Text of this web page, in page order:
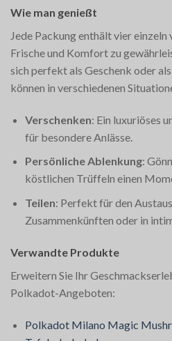
Wie man genießt
Jede Packung enthält vier
Frische und Komfort zu
sich perfekt als Geschenk oder
können in verschiedenen
Verschenken: Ein luxuriöses
für besondere Anlässe.
Persönliche Ablenkung:
köstlichen Trüffeln einen
Teilen: Perfekt für den
Zusammenkünften oder in
Verwandte Produkte
Erweitern Sie Ihr
Polkadot-Angeboten:
Polkadot Milano Magic